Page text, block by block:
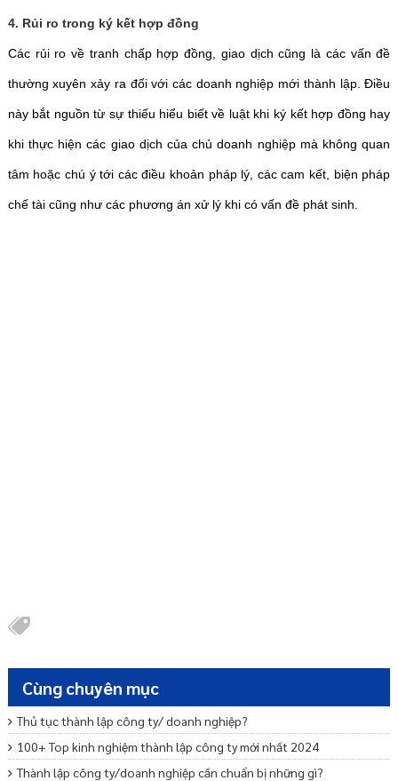
4. Rủi ro trong ký kết hợp đồng
Các rủi ro về tranh chấp hợp đồng, giao dịch cũng là các vấn đề
thường xuyên xảy ra đối với các doanh nghiệp mới thành lập. Điều
này bắt nguồn từ sự thiếu hiểu biết về luật khi ký kết hợp đồng hay
khi thực hiện các giao dịch của chủ doanh nghiệp mà không quan
tâm hoặc chú ý tới các điều khoản pháp lý, các cam kết, biện pháp
chế tài cũng như các phương án xử lý khi có vấn đề phát sinh.
Cùng chuyên mục
Thủ tục thành lập công ty/ doanh nghiệp?
100+ Top kinh nghiệm thành lập công ty mới nhất 2024
Thành lập công ty/doanh nghiệp cần chuẩn bị những gì?